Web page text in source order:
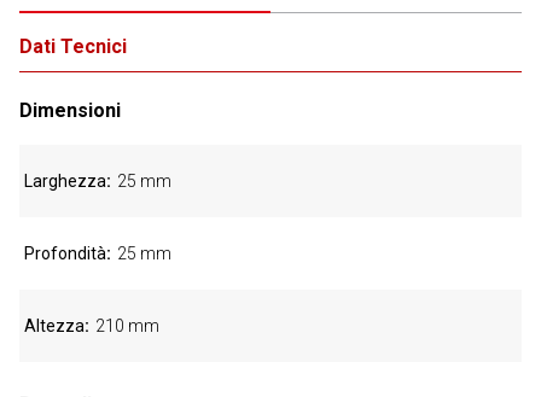
Dati Tecnici
Dimensioni
Larghezza 25 mm
Profondità 25 mm
Altezza 210 mm